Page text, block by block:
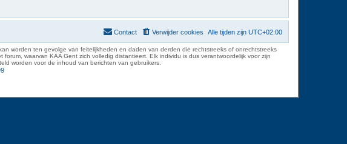
Alle tijden zijn UTC+02:00
Verwijder cookies
Contact
worden ten gevolge van feitelijkheden en daden van derden die rechtstreeks of onrechtstreeks
waarvan KAA Gent zich volledig distantieert. Elk individu is dus verantwoordelijk voor zijn
worden voor de inhoud van berichten van gebruikers.